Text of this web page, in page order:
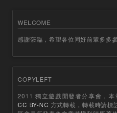
WELCOME
感謝蒞臨，希望各位同好前輩多多
COPYLEFT
2011 獨立遊戲開發者分享會，
CC BY-NC 方式轉載，轉載時請標